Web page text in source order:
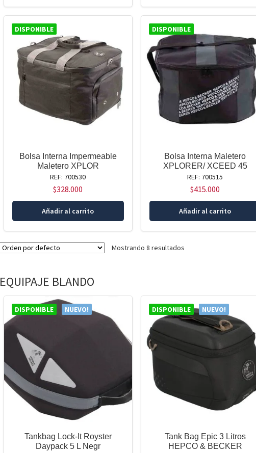
DISPONIBLE
Bolsa Interna Impermeable
Maletero XPLOR
REF: 700530
$328.000
Añadir al carrito
DISPONIBLE
Bolsa Interna Maletero
XPLORER/ XCEED 45
REF: 700515
$415.000
Añadir al carrito
Mostrando 8 resultados
EQUIPAJE BLANDO
DISPONIBLE NUEVO!
Tankbag Lock-It Royster
Daypack 5 L Negr
DISPONIBLE NUEVO!
Tank Bag Epic 3 Litros
HEPCO & BECKER